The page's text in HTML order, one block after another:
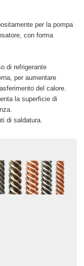
per la pompa
con forma
di refrigerante
per aumentare
del calore.
la superficie di
di saldatura.